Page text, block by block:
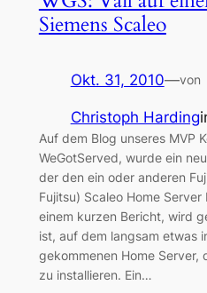
Siemens Scaleo
Okt. 31, 2010—von
Christoph Harding
Auf dem Blog unseres MVP
WeGotServed, wurde ein
der den ein oder anderen
Fujitsu) Scaleo Home
einem kurzen Bericht, wird
ist, auf dem langsam etwas
gekommenen Home Server,
zu installieren. Ein…